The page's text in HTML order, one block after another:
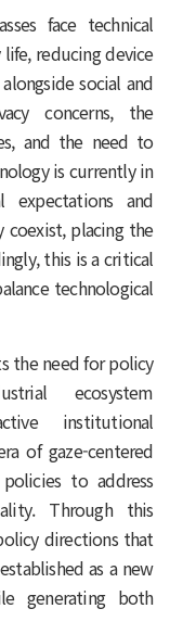
face technical
reducing device
social and
concerns, the
and the need to
is currently in
expectations and
coexist, placing the
this is a critical
technological
the need for policy
ecosystem
institutional
of gaze-centered
to address
Through this
directions that
as a new
generating both